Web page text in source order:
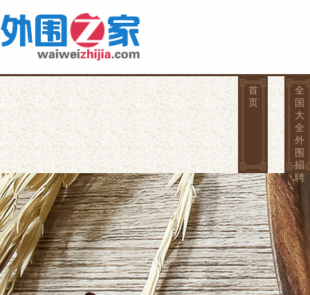
首
页
全
国
大
全
外
围
招
聘